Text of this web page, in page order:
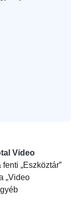
Video
„Eszköztár”
„Video